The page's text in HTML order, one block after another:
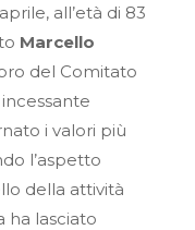
all’età di 83
Marcello
del Comitato
i valori più
l’aspetto
della attività
ha lasciato